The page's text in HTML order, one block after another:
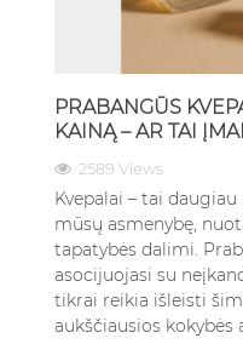
PRABANGŪS
KAINĄ – AR TAI
2589 Views
Kvepalai – tai
mūsų asmenybę,
tapatybės dalimi.
asocijuojasi su
tikrai reikia išleisti
aukščiausios kokybės